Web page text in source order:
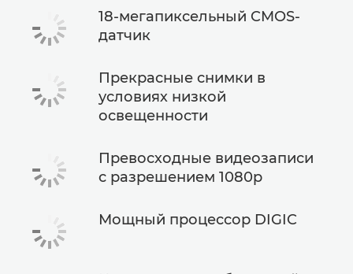
18-мегапиксельный CMOS-
датчик
Прекрасные снимки в
условиях низкой
освещенности
Превосходные видеозаписи
с разрешением 1080p
Мощный процессор DIGIC